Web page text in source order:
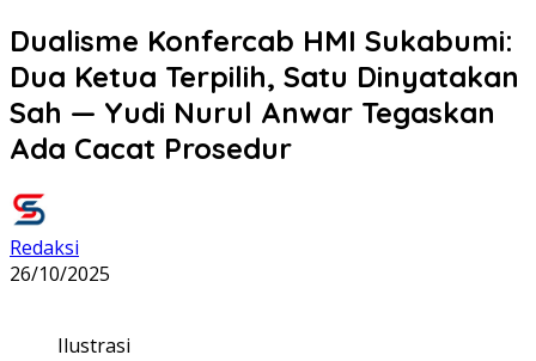
Dualisme Konfercab HMI Sukabumi:
Dua Ketua Terpilih, Satu Dinyatakan
Sah — Yudi Nurul Anwar Tegaskan
Ada Cacat Prosedur
Redaksi
26/10/2025
Ilustrasi